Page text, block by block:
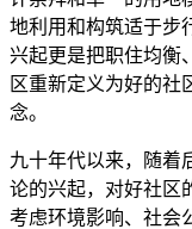
地利用和构筑适于步
兴起更是把职住均衡
区重新定义为好的社
念。
九十年代以来，随着
论的兴起，对好社区
考虑环境影响、社会